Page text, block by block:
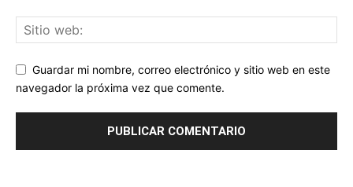
Guardar mi nombre, correo electrónico y sitio web en este
navegador la próxima vez que comente.